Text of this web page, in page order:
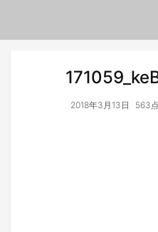
2018年3月13日 563